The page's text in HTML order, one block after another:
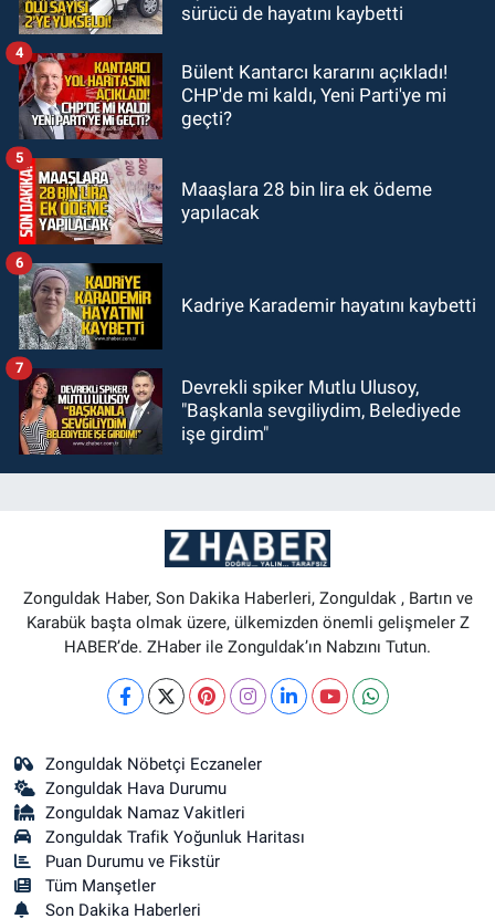
evinde ölü bulundu.
sürücü de hayatını kaybetti
Bülent Kantarcı kararını açıkladı!
CHP'de mi kaldı, Yeni Parti'ye mi
geçti?
4
Maaşlara 28 bin lira ek ödeme
yapılacak
5
Kadriye Karademir hayatını kaybetti
6
Devrekli spiker Mutlu Ulusoy,
"Başkanla sevgiliydim, Belediyede
işe girdim"
7
Zonguldak Haber, Son Dakika Haberleri, Zonguldak , Bartın ve
Karabük başta olmak üzere, ülkemizden önemli gelişmeler Z
HABER’de. ZHaber ile Zonguldak’ın Nabzını Tutun.
Zonguldak Nöbetçi Eczaneler
Zonguldak Hava Durumu
Zonguldak Namaz Vakitleri
Zonguldak Trafik Yoğunluk Haritası
Puan Durumu ve Fikstür
Tüm Manşetler
Son Dakika Haberleri